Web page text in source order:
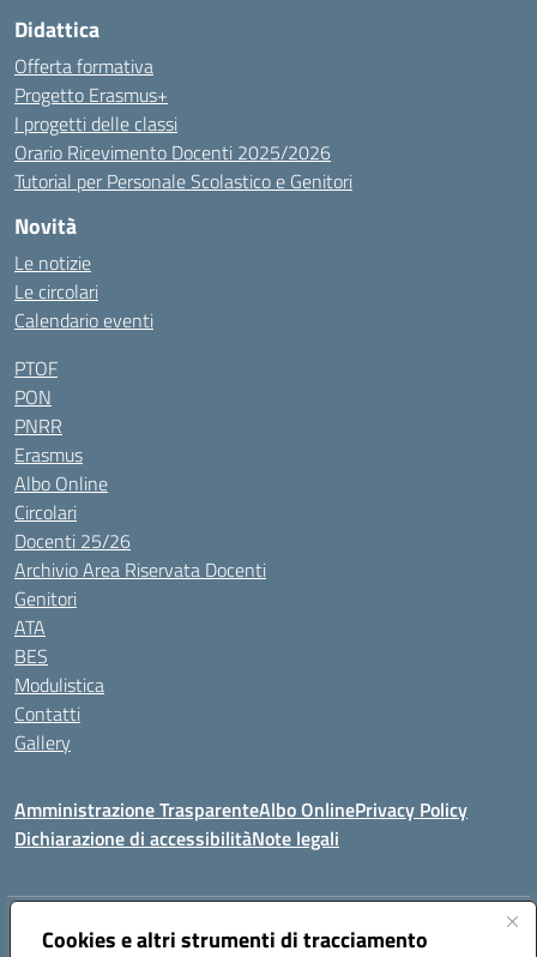
Cookies e altri strumenti di tracciamento
Didattica
Offerta formativa
Progetto Erasmus+
I progetti delle classi
Orario Ricevimento Docenti 2025/2026
Tutorial per Personale Scolastico e Genitori
Novità
Le notizie
Le circolari
Calendario eventi
PTOF
PON
PNRR
Erasmus
Albo Online
Circolari
Docenti 25/26
Archivio Area Riservata Docenti
Genitori
ATA
BES
Modulistica
Contatti
Gallery
Amministrazione TrasparenteAlbo OnlinePrivacy Policy
Dichiarazione di accessibilitàNote legali
Indirizzo:Via Coniugi Crigna – Cap. 89861 – Tropea (VV)